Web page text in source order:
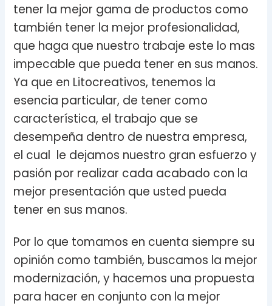
tener la mejor gama de productos como
también tener la mejor profesionalidad,
que haga que nuestro trabaje este lo mas
impecable que pueda tener en sus manos.
Ya que en Litocreativos, tenemos la
esencia particular, de tener como
característica, el trabajo que se
desempeña dentro de nuestra empresa,
el cual le dejamos nuestro gran esfuerzo y
pasión por realizar cada acabado con la
mejor presentación que usted pueda
tener en sus manos.
Por lo que tomamos en cuenta siempre su
opinión como también, buscamos la mejor
modernización, y hacemos una propuesta
para hacer en conjunto con la mejor